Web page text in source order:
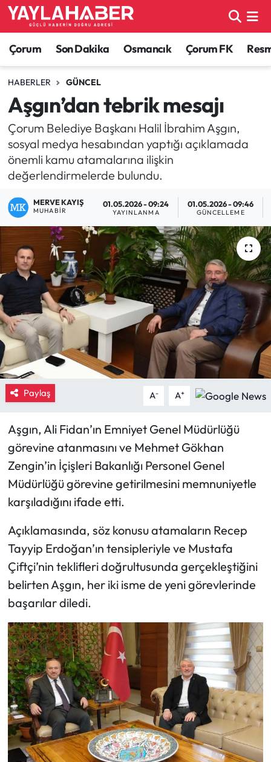
Çorum Son Dakika Osmancık Çorum FK
HABERLER GÜNCEL
Aşgın’dan tebrik mesajı
Çorum Belediye Başkanı Halil İbrahim Aşgın,
sosyal medya hesabından yaptığı açıklamada
önemli kamu atamalarına ilişkin
değerlendirmelerde bulundu.
MERVE KAYIŞ
MUHABIR
01.05.2026 - 09:24
YAYINLANMA
01.05.2026 - 09:46
GÜNCELLEME
Paylaş A- A+
Aşgın, Ali Fidan’ın Emniyet Genel Müdürlüğü
görevine atanmasını ve Mehmet Gökhan
Zengin’in İçişleri Bakanlığı Personel Genel
Müdürlüğü görevine getirilmesini memnuniyetle
karşıladığını ifade etti.
Açıklamasında, söz konusu atamaların Recep
Tayyip Erdoğan’ın tensipleriyle ve Mustafa
Çiftçi’nin teklifleri doğrultusunda gerçekleştiğini
belirten Aşgın, her iki isme de yeni görevlerinde
başarılar diledi.
Alaca Haberleri
Bayat Haberleri
Bilgi - Keşfet Haberleri
Bilim ve Teknoloji
Boğazkale Haberleri
Çorum Haberleri
Çorum Son Dakika Haberleri
Dodurga Haberleri
Eğitim
Ekonomi
Güncel
İskilip Haberleri
Kimdir?
Kültür Sanat
Laçin Haberleri
Magazin
Mecitözü Haberleri
Oğuzlar Haberleri
Ortaköy Haberleri
Osmancık Haberleri
Otomotiv
Resmi İlan
Resmi Reklam
Çorum Nöbetçi Eczaneler
Çorum Hava Durumu
Çorum Namaz Vakitleri
Çorum Trafik Yoğunluk Haritası
TFF 1.Lig Puan Durumu ve Fikstür
Tüm Manşetler
Son Dakika Haberleri
Haber Arşivi